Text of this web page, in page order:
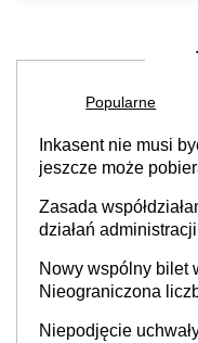
Popularne
Inkasent nie musi
jeszcze może
Zasada
działań
Nowy wspólny bilet
Nieograniczona
Niepodjęcie